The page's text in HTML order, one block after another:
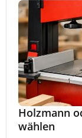
Holzmann
wählen